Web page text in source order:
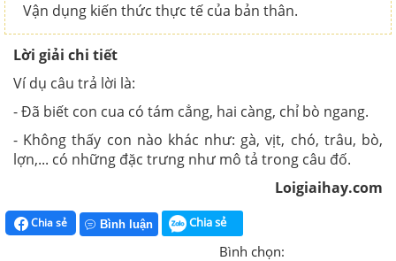
Vận dụng kiến thức thực tế của bản thân.
Lời giải chi tiết
Ví dụ câu trả lời là:
- Đã biết con cua có tám cẳng, hai càng, chỉ bò ngang.
- Không thấy con nào khác như: gà, vịt, chó, trâu, bò,
lợn,... có những đặc trưng như mô tả trong câu đố.
Loigiaihay.com
Chia sẻ Bình luận Chia sẻ
Bình chọn: